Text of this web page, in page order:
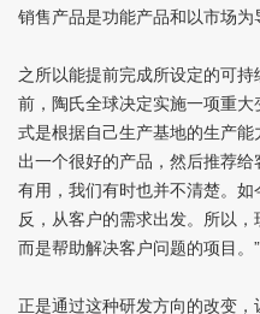
销售产品是功能产品和以市场为
之所以能提前完成所设定的可
前，陶氏全球决定实施一项重
式是根据自己生产基地的生产
出一个很好的产品，然后推荐
有用，我们有时也并不清楚。
反，从客户的需求出发。所以
而是帮助解决客户问题的项目。”
正是通过这种研发方向的改变